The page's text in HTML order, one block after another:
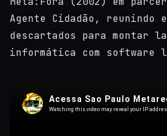
Agente Cidadão, reunindo
descartados para montar
informática com software